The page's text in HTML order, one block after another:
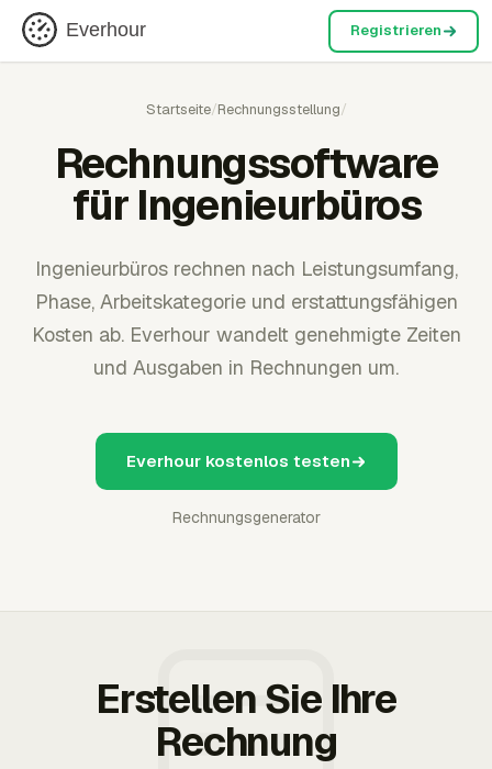
Everhour Registrieren
Startseite/Rechnungsstellung/
Rechnungssoftware
für Ingenieurbüros
Ingenieurbüros rechnen nach Leistungsumfang,
Phase, Arbeitskategorie und erstattungsfähigen
Kosten ab. Everhour wandelt genehmigte Zeiten
und Ausgaben in Rechnungen um.
Everhour kostenlos testen
Rechnungsgenerator
Erstellen Sie Ihre
Rechnung